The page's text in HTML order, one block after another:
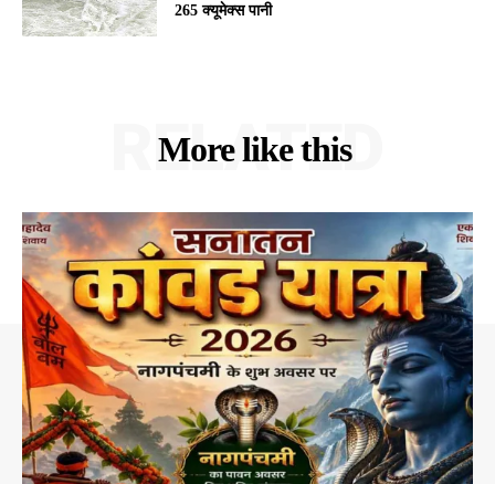
265 क्यूमेक्स पानी
More like this
RELATED